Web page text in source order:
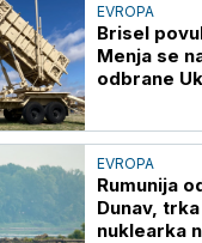
EVROPA
Brisel
Menja se
odbrane
EVROPA
Rumunija
Dunav,
nuklearka